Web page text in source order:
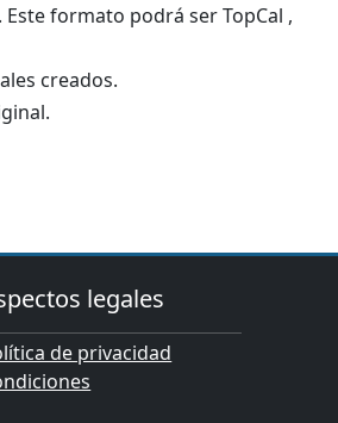
formato podrá ser TopCal ,
creados.
legales
de privacidad